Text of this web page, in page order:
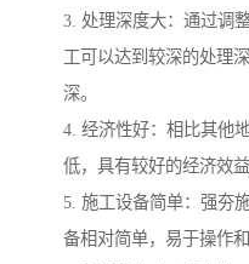
3. 处理深度大：通过调
工可以达到较深的处理
深。
4. 经济性好：相比其他
低，具有较好的经济效益
5. 施工设备简单：强夯
备相对简单，易于操作和